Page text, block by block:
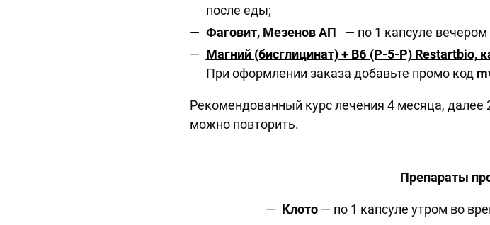
после еды;
Фаговит, Мезенов АП — по 1 капсуле
Магний (бисглицинат) + B6 (P-5-P) Restartbio,
При оформлении заказа добавьте промо код
Рекомендованный курс лечения 4 месяца, далее
можно повторить.
Препараты
Клото — по 1 капсуле утром во